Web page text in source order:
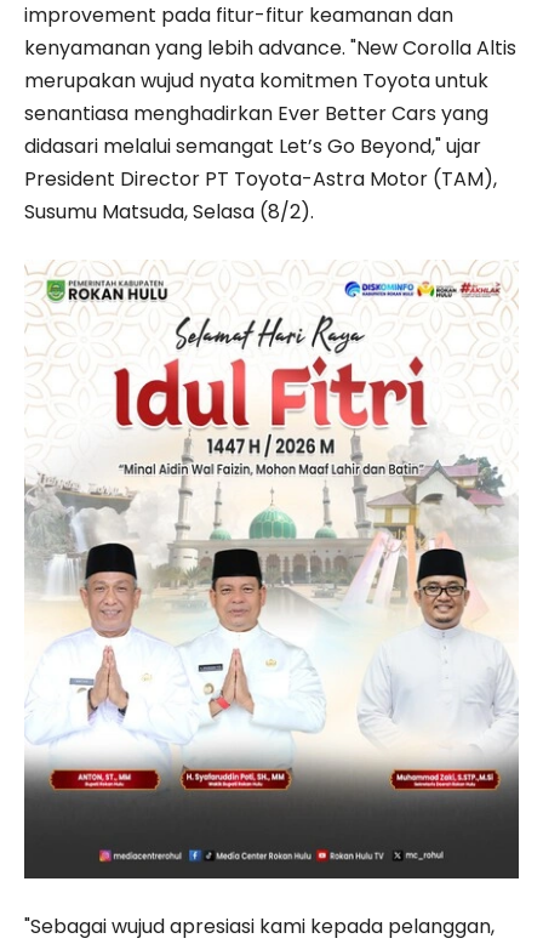
improvement pada fitur-fitur keamanan dan
kenyamanan yang lebih advance. "New Corolla Altis
merupakan wujud nyata komitmen Toyota untuk
senantiasa menghadirkan Ever Better Cars yang
didasari melalui semangat Let’s Go Beyond," ujar
President Director PT Toyota-Astra Motor (TAM),
Susumu Matsuda, Selasa (8/2).
"Sebagai wujud apresiasi kami kepada pelanggan,